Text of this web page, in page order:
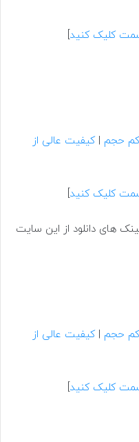
کلیک کنید]
حجم |کیفیت عالی از
کلیک کنید]
های دانلود از این سایت
حجم |کیفیت عالی از
کلیک کنید]